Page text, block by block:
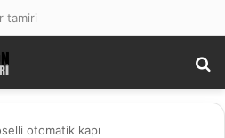
tamiri
otomatik kapı